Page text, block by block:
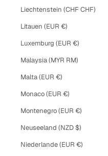
Liechtenstein (CHF CHF)
Litauen (EUR €)
Luxemburg (EUR €)
Malaysia (MYR RM)
Malta (EUR €)
Monaco (EUR €)
Montenegro (EUR €)
Neuseeland (NZD $)
Niederlande (EUR €)